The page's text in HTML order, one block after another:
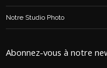
Notre Studio Photo
Abonnez-vous à notre